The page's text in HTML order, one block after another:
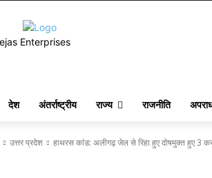
Enterprises
देश अंतर्राष्ट्रीय राज्य राजनीति
उत्तर प्रदेश हाथरस कांड: अलीगढ़ जेल से रिहा हुए दोषमुक्त हुए 3